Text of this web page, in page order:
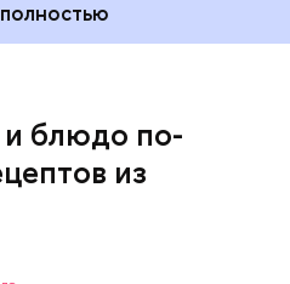
и блюдо по-
из